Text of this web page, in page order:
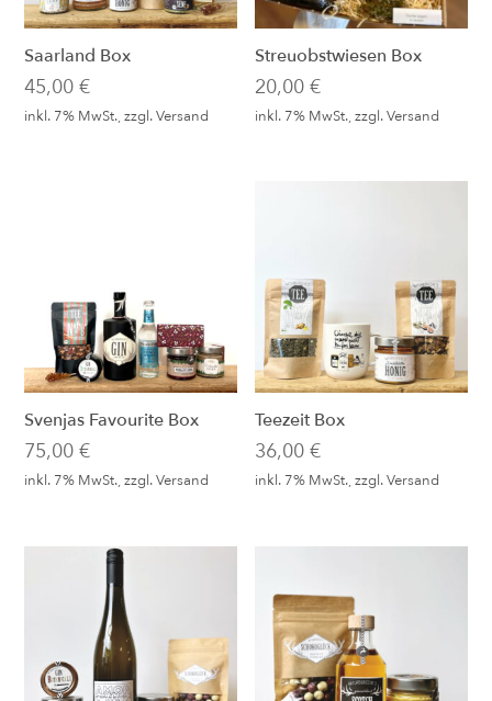
Saarland Box
45,00€
inkl. 7% MwSt., zzgl.Versand
Streuobstwiesen Box
20,00€
inkl. 7% MwSt., zzgl.Versand
Svenjas Favourite Box
75,00€
inkl. 7% MwSt., zzgl.Versand
Teezeit Box
36,00€
inkl. 7% MwSt., zzgl.Versand